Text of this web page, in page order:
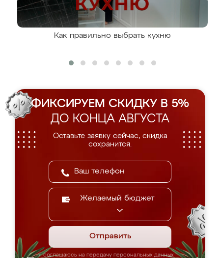
Как правильно выбрать кухню
ФИКСИРУЕМ СКИДКУ В 5%
ДО КОНЦА АВГУСТА
Оставьте заявку сейчас, скидка
сохранится.
Желаемый бюджет
Отправить
Я соглашаюсь на передачу персональных данных